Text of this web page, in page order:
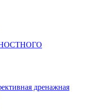
дренажная